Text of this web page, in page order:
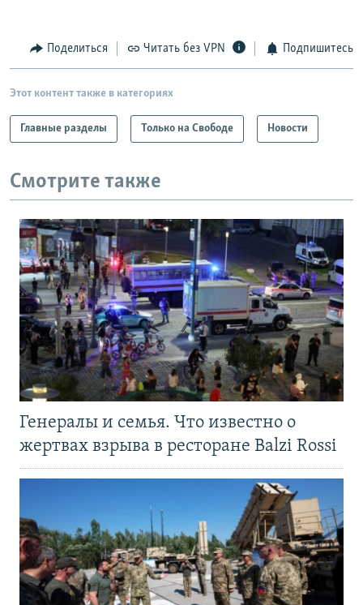
Поделиться Читать без VPN Подпишитесь
Этот контент также в категориях
Главные разделы Только на Свободе Новости
Смотрите также
Генералы и семья. Что известно о
жертвах взрыва в ресторане Balzi Rossi